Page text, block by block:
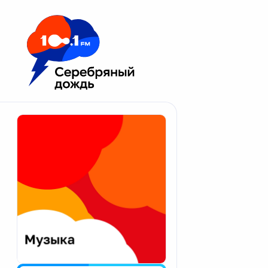
Москва 100.1 FM
Апатиты
Екатеринбург
Калининград
Калуга